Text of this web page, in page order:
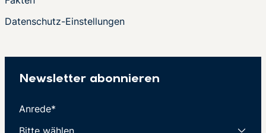
Datenschutz-Einstellungen
Newsletter abonnieren
Anrede*